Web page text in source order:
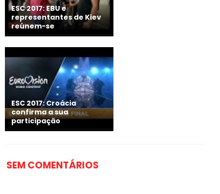
ESC 2017: EBU e
representantes de Kiev
reúnem-se
ESC 2017: Croácia
confirma a sua
participação
SEM COMENTÁRIOS